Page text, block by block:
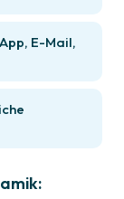
E-Mail,